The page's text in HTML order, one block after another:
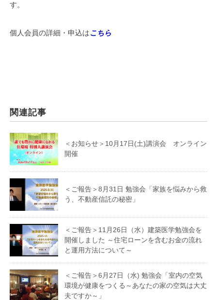
す。
個人会員の詳細・申込はこちら
関連記事
＜お知らせ＞10月17日(土)講演会 オンライン
開催
＜ご報告＞8月31日 勉強会「家族を悩みから救
う、不動産信託の秘密」
＜ご報告＞11月26日（水）建築医学勉強会を
開催しました ～住宅ローンを含むお金の流れ
と運用方法について～
＜ご報告＞6月27日（水) 勉強会「室内の空気
環境が健康をつくる～あなたの家の空気は大丈
夫ですか～」